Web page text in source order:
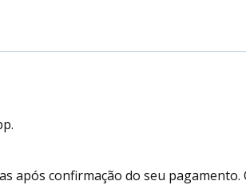
confirmação do seu pagamento.